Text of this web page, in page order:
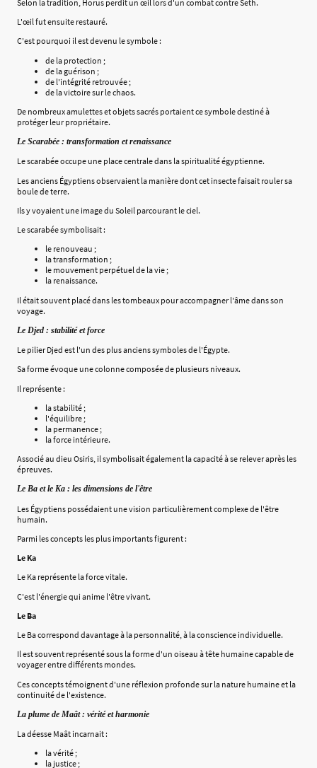
Selon la tradition, Horus perdit un œil lors d'un combat contre Seth.
L'œil fut ensuite restauré.
C'est pourquoi il est devenu le symbole :
de la protection ;
de la guérison ;
de l'intégrité retrouvée ;
de la victoire sur le chaos.
De nombreux amulettes et objets sacrés portaient ce symbole destiné à
protéger leur propriétaire.
Le Scarabée : transformation et renaissance
Le scarabée occupe une place centrale dans la spiritualité égyptienne.
Les anciens Égyptiens observaient la manière dont cet insecte faisait rouler sa
boule de terre.
Ils y voyaient une image du Soleil parcourant le ciel.
Le scarabée symbolisait :
le renouveau ;
la transformation ;
le mouvement perpétuel de la vie ;
la renaissance.
Il était souvent placé dans les tombeaux pour accompagner l'âme dans son
voyage.
Le Djed : stabilité et force
Le pilier Djed est l'un des plus anciens symboles de l'Égypte.
Sa forme évoque une colonne composée de plusieurs niveaux.
Il représente :
la stabilité ;
l'équilibre ;
la permanence ;
la force intérieure.
Associé au dieu Osiris, il symbolisait également la capacité à se relever après les
épreuves.
Le Ba et le Ka : les dimensions de l'être
Les Égyptiens possédaient une vision particulièrement complexe de l'être
humain.
Parmi les concepts les plus importants figurent :
Le Ka
Le Ka représente la force vitale.
C'est l'énergie qui anime l'être vivant.
Le Ba
Le Ba correspond davantage à la personnalité, à la conscience individuelle.
Il est souvent représenté sous la forme d'un oiseau à tête humaine capable de
voyager entre différents mondes.
Ces concepts témoignent d'une réflexion profonde sur la nature humaine et la
continuité de l'existence.
La plume de Maât : vérité et harmonie
La déesse Maât incarnait :
la vérité ;
la justice ;